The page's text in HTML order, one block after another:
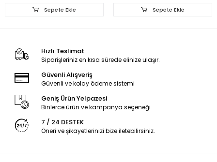
Sepete Ekle Sepete Ekle
Hızlı Teslimat
Siparişleriniz en kısa sürede elinize ulaşır.
Güvenli Alışveriş
Güvenli ve kolay ödeme sistemi
Geniş Ürün Yelpazesi
Binlerce ürün ve kampanya seçeneği
7 / 24 DESTEK
Öneri ve şikayetlerinizi bize iletebilirsiniz.